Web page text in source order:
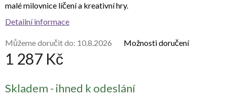
1 287 Kč
cena:
Skladem - ihned k odeslání
Můžeme doručit do: 10.8.2026 Možnosti doručení
malé milovnice líčení a kreativní hry.
Detailní informace